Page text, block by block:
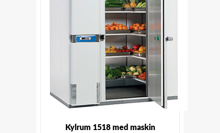
Kylrum 1518 med maskin